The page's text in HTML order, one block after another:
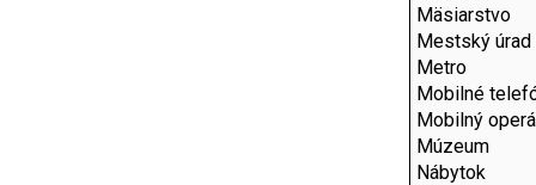
Mäsiarstvo
Mestský úrad
Metro
Mobilné
Mobilný
Múzeum
Nábytok